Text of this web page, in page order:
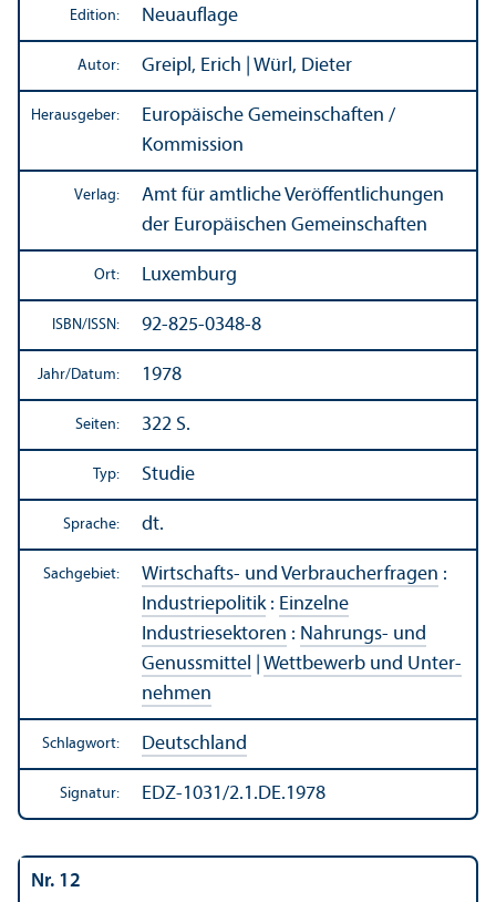
Edition: Neuauflage
Autor: Greipl, Erich | Würl, Dieter
Herausgeber:
Europäische Gemeinschaften /
Kommission
Verlag:
Amt für amtliche Veröffentlichungen
der Europäischen Gemeinschaften
Ort: Luxemburg
ISBN/ISSN: 92-825-0348-8
Jahr/Datum: 1978
Seiten: 322 S.
Typ: Studie
Sprache: dt.
Sachgebiet: Wirtschafts- und Verbraucherfragen :
Industriepolitik: Einzelne
Industriesektoren : Nahrungs- und
Genussmittel
Wettbewerb und Unter­
nehmen
Schlagwort: Deutschland
Signatur: EDZ-1031/2.1.DE.1978
Nr. 12